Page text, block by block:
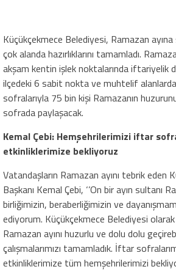
Küçükçekmece Belediyesi, Ramazan ayına
çok alanda hazırlıklarını tamamladı.
akşam kentin işlek noktalarında iftariyelik
ilçedeki 6 sabit nokta ve muhtelif
sofralarıyla 75 bin kişi Ramazanın
sofrada paylaşacak.
Kemal Çebi: Hemşehrilerimizi iftar
etkinliklerimize bekliyoruz
Vatandaşların Ramazan ayını tebrik eden
Başkanı Kemal Çebi, ‘’On bir ayın sultanı
birliğimizin, beraberliğimizin ve
ediyorum. Küçükçekmece Belediyesi olarak
Ramazan ayını huzurlu ve dolu dolu
çalışmalarımızı tamamladık. İftar
etkinliklerimize tüm hemşehrilerimizi